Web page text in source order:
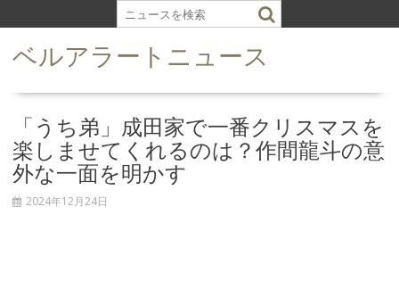
k
ベルアラートニュース
「うち弟」成田家で一番クリスマスを
楽しませてくれるのは？作間龍斗の意
外な一面を明かす
2024年12月24日